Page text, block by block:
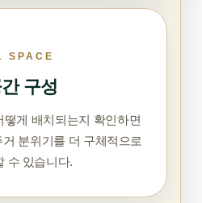
SPACE
구성
떻게 배치되는지 확인하면
분위기를 더 구체적으로
수 있습니다.